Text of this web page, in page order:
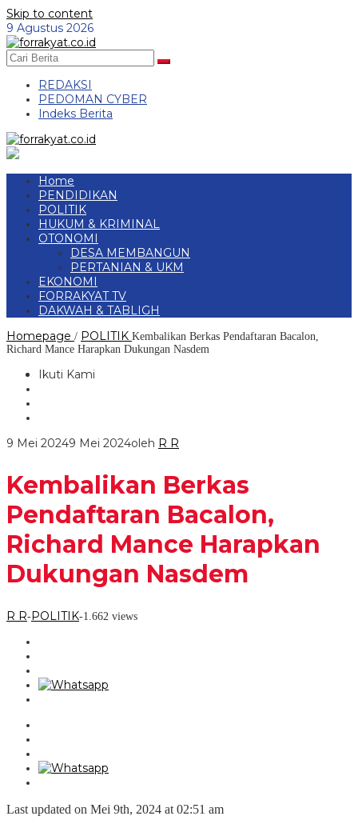
Skip to content
9 Agustus 2026
REDAKSI
PEDOMAN CYBER
Indeks Berita
Home
PENDIDIKAN
POLITIK
HUKUM & KRIMINAL
OTONOMI
DESA MEMBANGUN
PERTANIAN & UKM
EKONOMI
FORRAKYAT TV
DAKWAH & TABLIGH
Homepage / POLITIK Kembalikan Berkas Pendaftaran Bacalon,
Richard Mance Harapkan Dukungan Nasdem
Ikuti Kami
9 Mei 20249 Mei 2024oleh R R
Kembalikan Berkas
Pendaftaran Bacalon,
Richard Mance Harapkan
Dukungan Nasdem
R R-POLITIK-1.662 views
Last updated on Mei 9th, 2024 at 02:51 am